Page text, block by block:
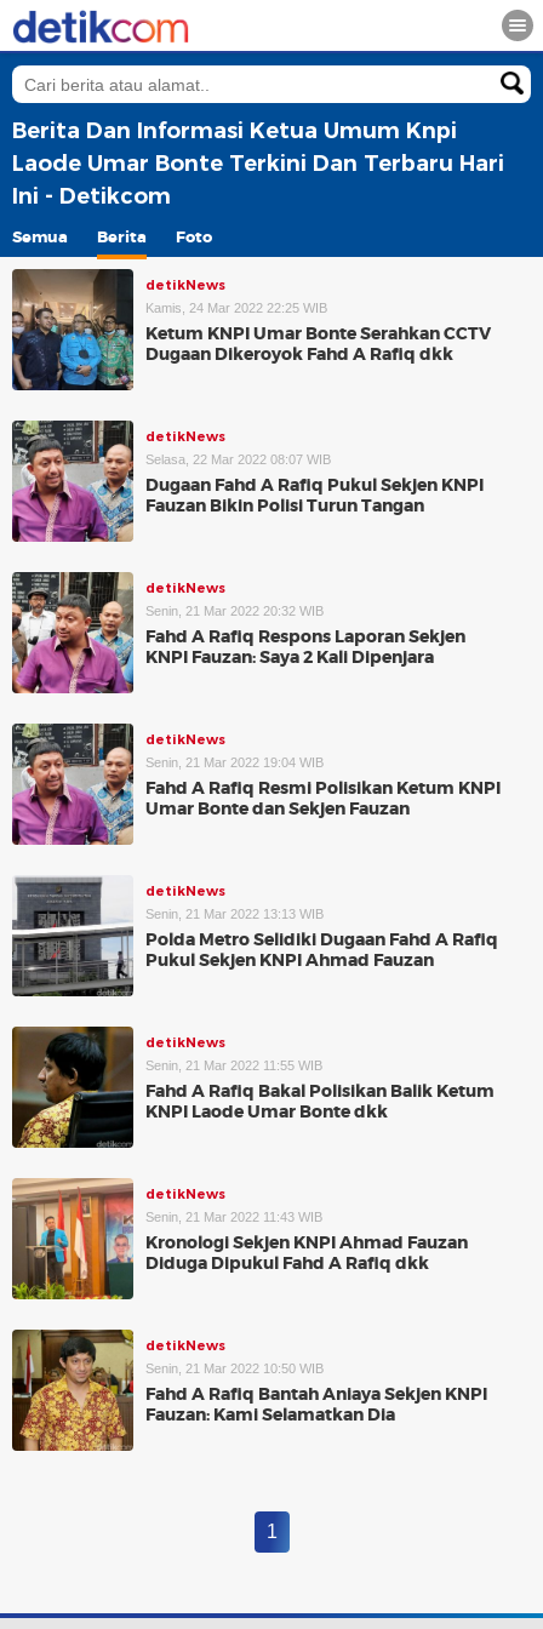
Berita Dan Informasi Ketua Umum Knpi
Laode Umar Bonte Terkini Dan Terbaru Hari
Ini - Detikcom
Semua Berita Foto
detikNews
Kamis, 24 Mar 2022 22:25 WIB
Ketum KNPI Umar Bonte Serahkan CCTV
Dugaan Dikeroyok Fahd A Rafiq dkk
detikNews
Selasa, 22 Mar 2022 08:07 WIB
Dugaan Fahd A Rafiq Pukul Sekjen KNPI
Fauzan Bikin Polisi Turun Tangan
detikNews
Senin, 21 Mar 2022 20:32 WIB
Fahd A Rafiq Respons Laporan Sekjen
KNPI Fauzan: Saya 2 Kali Dipenjara
detikNews
Senin, 21 Mar 2022 19:04 WIB
Fahd A Rafiq Resmi Polisikan Ketum KNPI
Umar Bonte dan Sekjen Fauzan
detikNews
Senin, 21 Mar 2022 13:13 WIB
Polda Metro Selidiki Dugaan Fahd A Rafiq
Pukul Sekjen KNPI Ahmad Fauzan
detikNews
Senin, 21 Mar 2022 11:55 WIB
Fahd A Rafiq Bakal Polisikan Balik Ketum
KNPI Laode Umar Bonte dkk
detikNews
Senin, 21 Mar 2022 11:43 WIB
Kronologi Sekjen KNPI Ahmad Fauzan
Diduga Dipukul Fahd A Rafiq dkk
detikNews
Senin, 21 Mar 2022 10:50 WIB
Fahd A Rafiq Bantah Aniaya Sekjen KNPI
Fauzan: Kami Selamatkan Dia
1